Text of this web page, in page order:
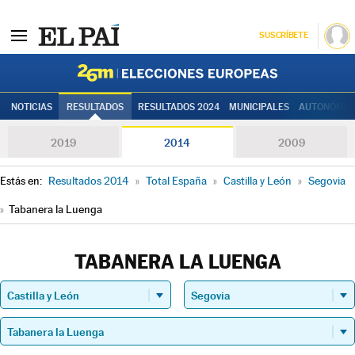
SUSCRÍBETE
NOTICIAS RESULTADOS RESULTADOS 2024 MUNICIPALES
2019 2014 2009
Estás en: Resultados 2014 » Total España » Castilla y León » Segovia
» Tabanera la Luenga
TABANERA LA LUENGA